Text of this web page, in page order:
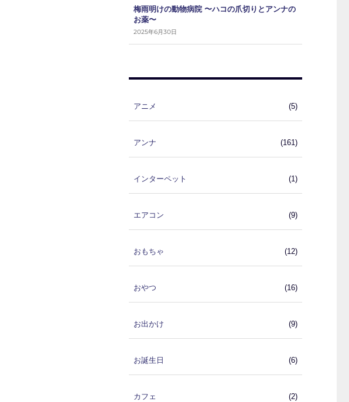
梅雨明けの動物病院 〜ハコの爪切りとアンナの
お薬〜
2025年6月30日
アニメ (5)
アンナ (161)
インターペット (1)
エアコン (9)
おもちゃ (12)
おやつ (16)
お出かけ (9)
お誕生日 (6)
カフェ (2)